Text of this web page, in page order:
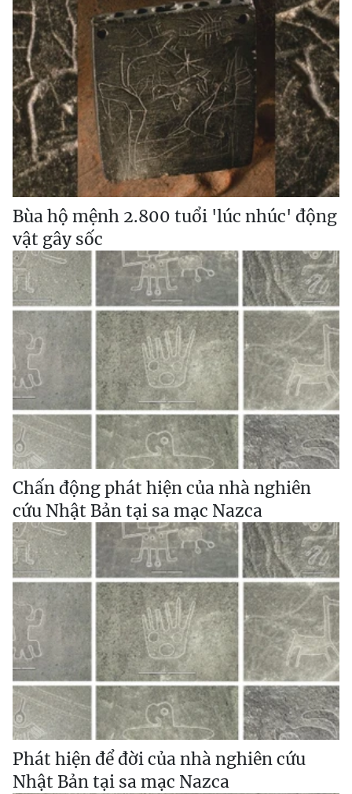
Bùa hộ mệnh 2.800 tuổi 'lúc nhúc' động
vật gây sốc
Chấn động phát hiện của nhà nghiên
cứu Nhật Bản tại sa mạc Nazca
Phát hiện để đời của nhà nghiên cứu
Nhật Bản tại sa mạc Nazca